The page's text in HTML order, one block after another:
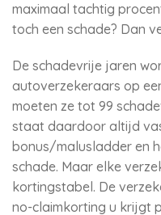
maximaal tachtig
toch een schade? Dan
De schadevrije jaren
autoverzekeraars op
moeten ze tot 99
staat daardoor altijd
bonus/malusladder en
schade. Maar elke
kortingstabel. De
no-claimkorting u krijgt